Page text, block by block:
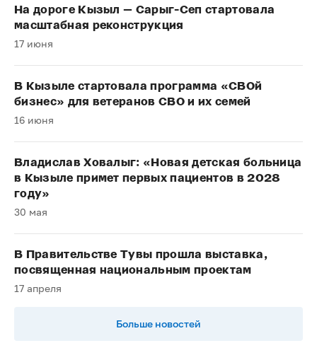
На дороге Кызыл — Сарыг-Сеп стартовала
масштабная реконструкция
17 июня
В Кызыле стартовала программа «СВОй
бизнес» для ветеранов СВО и их семей
16 июня
Владислав Ховалыг: «Новая детская больница
в Кызыле примет первых пациентов в 2028
году»
30 мая
В Правительстве Тувы прошла выставка,
посвященная национальным проектам
17 апреля
Больше новостей